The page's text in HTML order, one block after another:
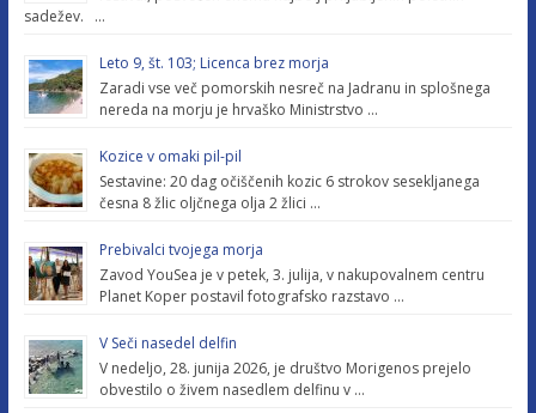
sadežev. …
Leto 9, št. 103; Licenca brez morja
Zaradi vse več pomorskih nesreč na Jadranu in splošnega
nereda na morju je hrvaško Ministrstvo …
Kozice v omaki pil-pil
Sestavine: 20 dag očiščenih kozic 6 strokov sesekljanega
česna 8 žlic oljčnega olja 2 žlici …
Prebivalci tvojega morja
Zavod YouSea je v petek, 3. julija, v nakupovalnem centru
Planet Koper postavil fotografsko razstavo …
V Seči nasedel delfin
V nedeljo, 28. junija 2026, je društvo Morigenos prejelo
obvestilo o živem nasedlem delfinu v …